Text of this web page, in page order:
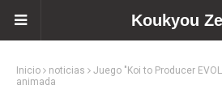
Koukyou
Inicio noticias
Juego "Koi to Producer
animada